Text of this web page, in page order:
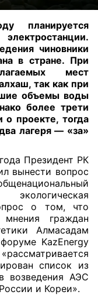
планируется
чиновники
в стране. При
мест
так как при
объемы воды
более трети
о проекте, тогда
лагеря — «за»
Президент РК
вынести вопрос
о том, что
граждан
Алмасадам
KazEnergy
список из
возведения АЭС
и Кореи».